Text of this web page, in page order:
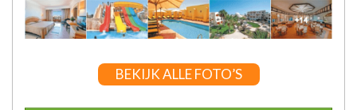
BEKIJK ALLE FOTO’S